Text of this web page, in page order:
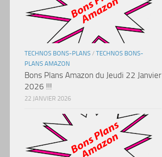
TECHNOS BONS-PLANS / TECHNOS BONS-
PLANS AMAZON
Bons Plans Amazon du Jeudi 22 Janvier
2026 !!!
22 JANVIER 2026